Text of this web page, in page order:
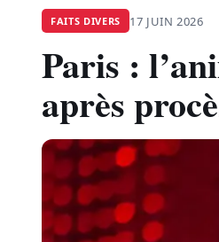
FAITS DIVERS 17 JUIN 2026
Paris :
après